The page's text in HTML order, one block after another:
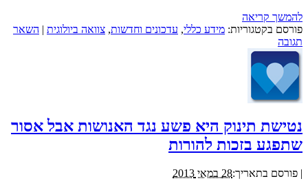
להמשך קריאה
פורסם בקטגוריות: מידע כללי, עדכונים וחדשות, צוואה ביולוגית | השאר
תגובה
נטישת תינוק היא פשע נגד האנושות אבל אסור
שתפגע בזכות להורות
פורסם בתאריך:28 במאי 2013